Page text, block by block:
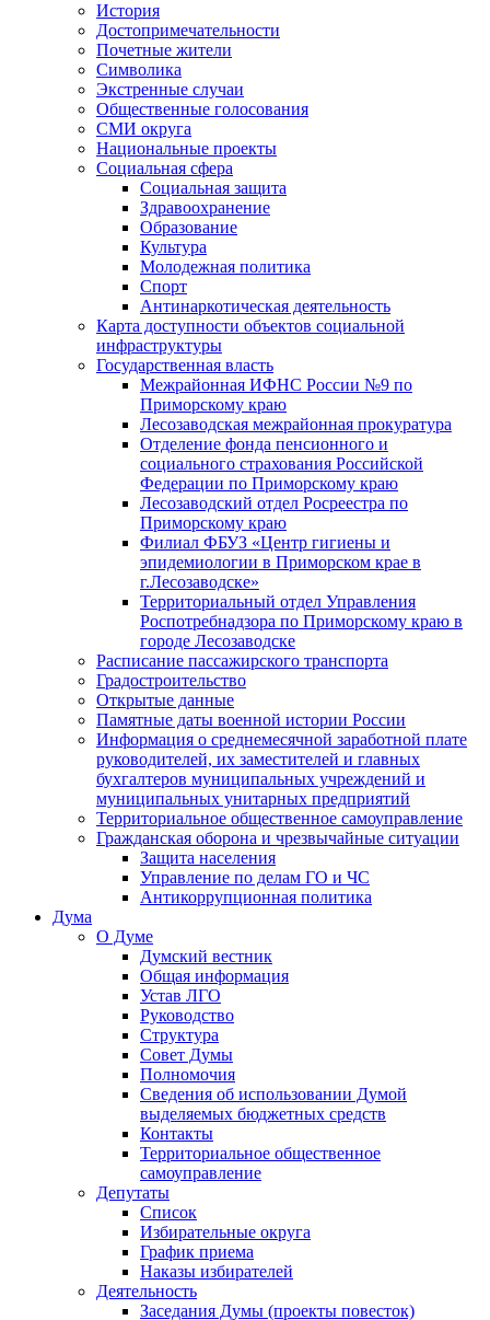
История
Достопримечательности
Почетные жители
Символика
Экстренные случаи
Общественные голосования
СМИ округа
Национальные проекты
Социальная сфера
Социальная защита
Здравоохранение
Образование
Культура
Молодежная политика
Спорт
Антинаркотическая деятельность
Карта доступности объектов социальной
инфраструктуры
Государственная власть
Межрайонная ИФНС России №9 по
Приморскому краю
Лесозаводская межрайонная прокуратура
Отделение фонда пенсионного и
социального страхования Российской
Федерации по Приморскому краю
Лесозаводский отдел Росреестра по
Приморскому краю
Филиал ФБУЗ «Центр гигиены и
эпидемиологии в Приморском крае в
г.Лесозаводске»
Территориальный отдел Управления
Роспотребнадзора по Приморскому краю в
городе Лесозаводске
Расписание пассажирского транспорта
Градостроительство
Открытые данные
Памятные даты военной истории России
Информация о среднемесячной заработной плате
руководителей, их заместителей и главных
бухгалтеров муниципальных учреждений и
муниципальных унитарных предприятий
Территориальное общественное самоуправление
Гражданская оборона и чрезвычайные ситуации
Защита населения
Управление по делам ГО и ЧС
Антикоррупционная политика
Дума
О Думе
Думский вестник
Общая информация
Устав ЛГО
Руководство
Структура
Совет Думы
Полномочия
Сведения об использовании Думой
выделяемых бюджетных средств
Контакты
Территориальное общественное
самоуправление
Депутаты
Список
Избирательные округа
График приема
Наказы избирателей
Деятельность
Заседания Думы (проекты повесток)